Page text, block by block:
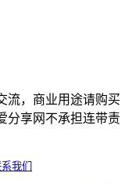
流，商业用途请购买
分享网不承担连带责
我们